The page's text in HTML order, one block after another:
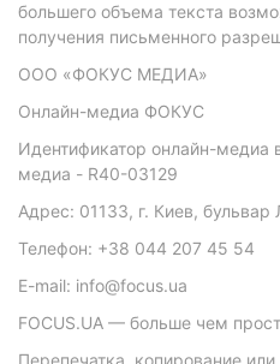
большего объема текста
получения письменного
ООО «ФОКУС МЕДИА»
Онлайн-медиа ФОКУС
Идентификатор онлайн-медиа
медиа - R40-03129
Адрес: 01133, г. Киев, бульвар
Телефон: +38 044 207 45 54
E-mail: info@focus.ua
FOCUS.UA — больше чем
Перепечатка, копирование